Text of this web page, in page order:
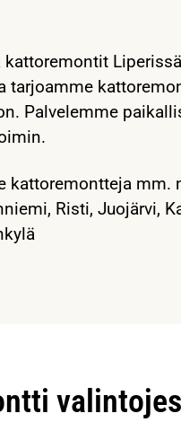
kattoremontit
tarjoamme
Palvelemme
kattoremontteja mm.
Risti, Juojärvi,